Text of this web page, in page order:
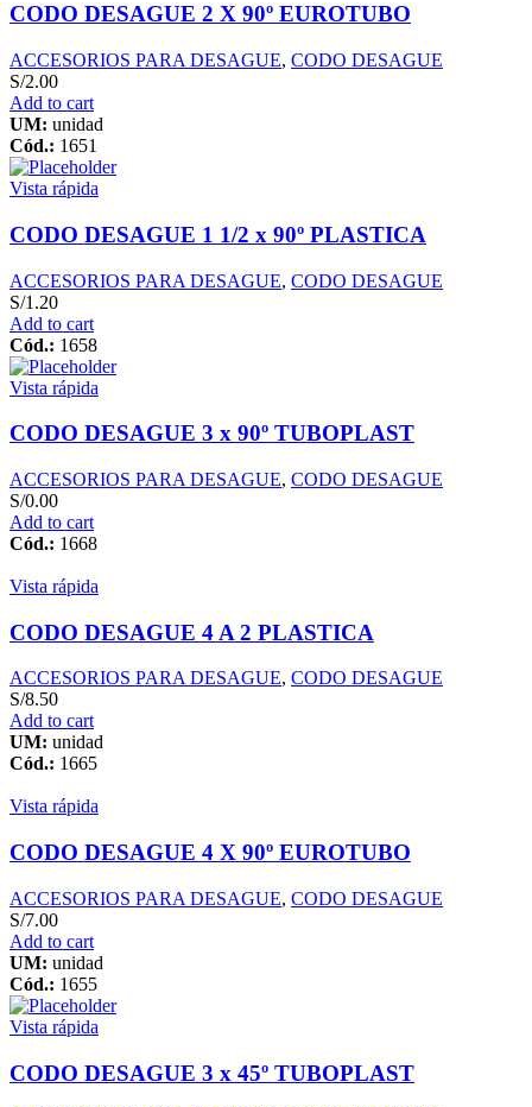
CODO DESAGUE 2 X 90º EUROTUBO
ACCESORIOS PARA DESAGUE, CODO DESAGUE
S/2.00
Add to cart
UM: unidad
Cód.: 1651
Vista rápida
CODO DESAGUE 1 1/2 x 90º PLASTICA
ACCESORIOS PARA DESAGUE, CODO DESAGUE
S/1.20
Add to cart
Cód.: 1658
Vista rápida
CODO DESAGUE 3 x 90º TUBOPLAST
ACCESORIOS PARA DESAGUE, CODO DESAGUE
S/0.00
Add to cart
Cód.: 1668
Vista rápida
CODO DESAGUE 4 A 2 PLASTICA
ACCESORIOS PARA DESAGUE, CODO DESAGUE
S/8.50
Add to cart
UM: unidad
Cód.: 1665
Vista rápida
CODO DESAGUE 4 X 90º EUROTUBO
ACCESORIOS PARA DESAGUE, CODO DESAGUE
S/7.00
Add to cart
UM: unidad
Cód.: 1655
Vista rápida
CODO DESAGUE 3 x 45º TUBOPLAST